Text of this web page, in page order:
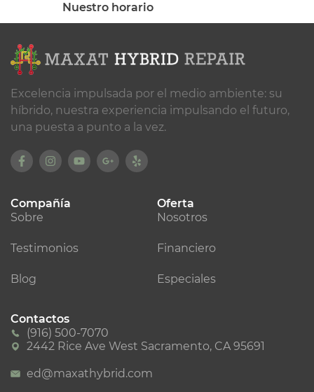
Nuestro horario
Sa - Su:Cerrado
Excelencia impulsada por el medio ambiente: su
híbrido, nuestra experiencia impulsando el futuro,
una puesta a punto a la vez.
Compañía
Sobre
Testimonios
Blog
Oferta
Nosotros
Financiero
Especiales
Contactos
(916) 500-7070
2442 Rice Ave West Sacramento, CA 95691
ed@maxathybrid.com